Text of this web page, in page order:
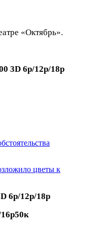
«Октябрь».
3D 6р/12р/18р
цветы к
6р/12р/18р